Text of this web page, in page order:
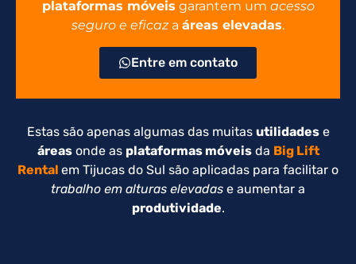
plataformas móveis garantem um acesso
seguro e eficaz a áreas elevadas.
Entre em contato
Estas são apenas algumas das muitas utilidadese
áreasonde as plataformas móveisda Big Lift
Rental em Tijucas do Sul são aplicadas para facilitar o
trabalho em alturas elevadas e aumentar a
produtividade.